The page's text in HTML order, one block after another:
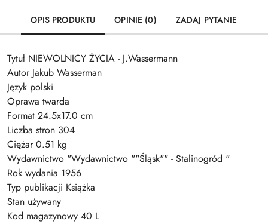
OPIS PRODUKTU OPINIE (0) ZADAJ PYTANIE
Tytuł NIEWOLNICY ŻYCIA - J.Wassermann
Autor Jakub Wasserman
Język polski
Oprawa twarda
Format 24.5x17.0 cm
Liczba stron 304
Ciężar 0.51 kg
Wydawnictwo "Wydawnictwo ""Śląsk"" - Stalinogród "
Rok wydania 1956
Typ publikacji Książka
Stan używany
Kod magazynowy 40 L